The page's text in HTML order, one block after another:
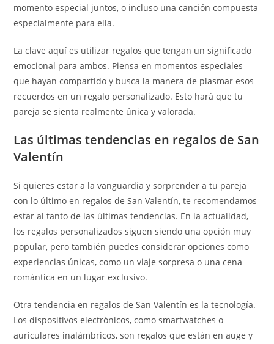
momento especial juntos, o incluso una canción compuesta
especialmente para ella.
La clave aquí es utilizar regalos que tengan un significado
emocional para ambos. Piensa en momentos especiales
que hayan compartido y busca la manera de plasmar esos
recuerdos en un regalo personalizado. Esto hará que tu
pareja se sienta realmente única y valorada.
Las últimas tendencias en regalos de San
Valentín
Si quieres estar a la vanguardia y sorprender a tu pareja
con lo último en regalos de San Valentín, te recomendamos
estar al tanto de las últimas tendencias. En la actualidad,
los regalos personalizados siguen siendo una opción muy
popular, pero también puedes considerar opciones como
experiencias únicas, como un viaje sorpresa o una cena
romántica en un lugar exclusivo.
Otra tendencia en regalos de San Valentín es la tecnología.
Los dispositivos electrónicos, como smartwatches o
auriculares inalámbricos, son regalos que están en auge y